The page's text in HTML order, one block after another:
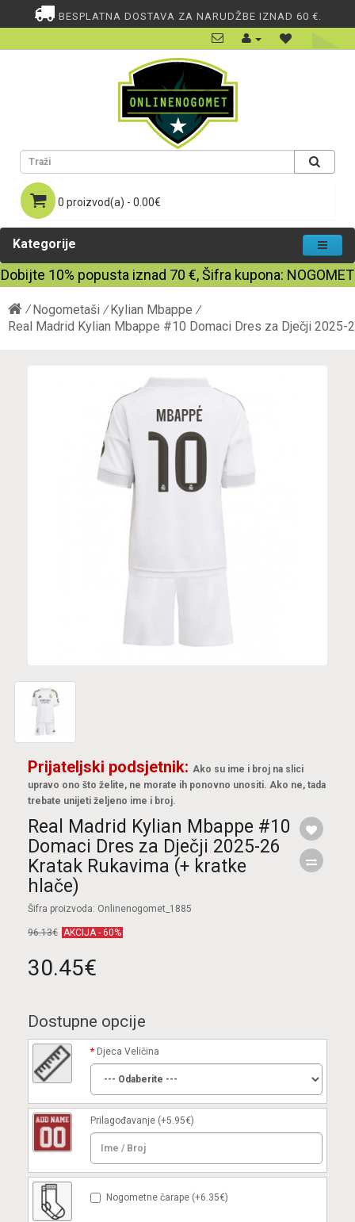
BESPLATNA DOSTAVA ZA NARUDŽBE IZNAD 60 €.
0 proizvod(a) - 0.00€
Kategorije
Dobijte 10% popusta iznad 70 €, Šifra kupona: NOGOMET
Nogometaši
Kylian Mbappe
Real Madrid Kylian Mbappe #10 Domaci Dres za Dječji 2025-
Prijateljski podsjetnik: Ako su ime i broj na slici
upravo ono što želite, ne morate ih ponovno unositi. Ako ne, tada
trebate unijeti željeno ime i broj.
Real Madrid Kylian Mbappe #10
Domaci Dres za Dječji 2025-26
Kratak Rukavima (+ kratke
hlače)
Šifra proizvoda: Onlinenogomet_1885
96.13€ AKCIJA - 60%
30.45€
Dostupne opcije
Djeca Veličina
Prilagođavanje (+5.95€)
Nogometne čarape (+6.35€)